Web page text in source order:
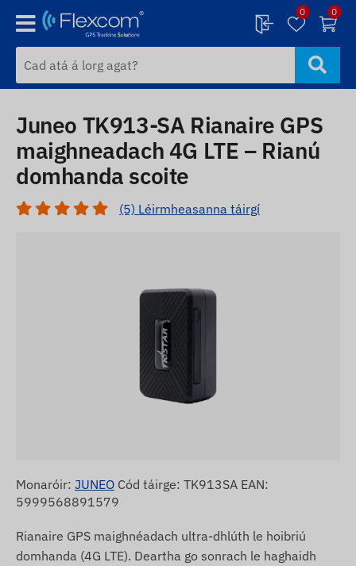
0 0
Juneo TK913-SA Rianaire GPS
maighneadach 4G LTE – Rianú
domhanda scoite
(5) Léirmheasanna táirgí
Monaróir: JUNEO Cód táirge: TK913SA EAN:
5999568891579
Rianaire GPS maighnéadach ultra-dhlúth le hoibriú
domhanda (4G LTE). Deartha go sonrach le haghaidh